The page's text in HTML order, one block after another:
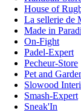
House of
La sellerie de
Made in
On-Fight
Padel-Expert
Pecheur-Store
Pet and
Slowood
Smash-Expert
Sneak'In